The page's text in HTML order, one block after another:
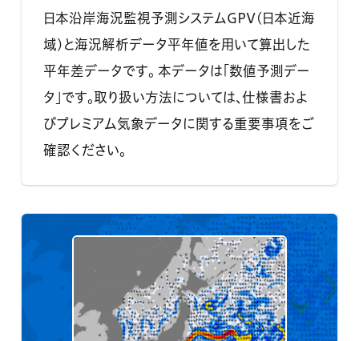
日本沿岸海況監視予測システムGPV(日本近海
域)と海況解析データ平年値を用いて算出した
平年差データです。 本データは「数値予測デー
タ」です。取り扱い方法については、仕様書およ
びプレミアム気象データに関する重要事項をご
確認ください。